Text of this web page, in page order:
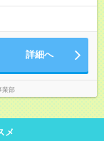
ります。
時期により連休取得も
詳細へ
業部
メ